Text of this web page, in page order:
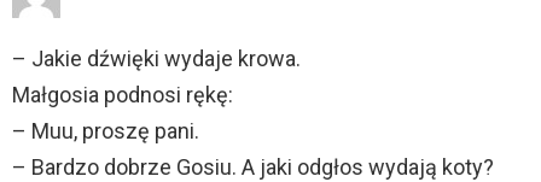
– Jakie dźwięki wydaje krowa.
Małgosia podnosi rękę:
– Muu, proszę pani.
– Bardzo dobrze Gosiu. A jaki odgłos wydają koty?